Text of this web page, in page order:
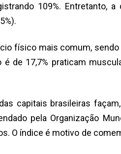
109%. Entretanto,
físico mais comum, sendo
de 17,7% praticam
capitais brasileiras
pela Organização
O índice é motivo de